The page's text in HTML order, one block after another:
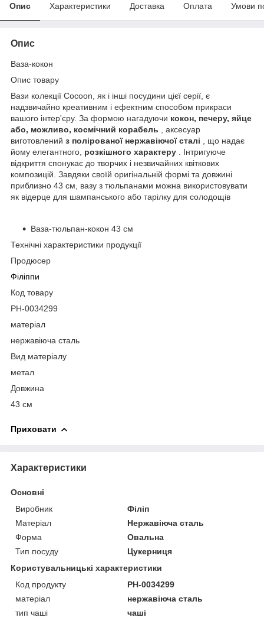
Опис Характеристики Доставка Оплата Умови
Опис
Ваза-кокон
Опис товару
Вази колекції Cocoon, як і інші посудини цієї серії, є
надзвичайно креативним і ефектним способом прикраси
вашого інтер'єру. За формою нагадуючи кокон, печеру, яйце
або, можливо, космічний корабель , аксесуар
виготовлений з полірованої нержавіючої сталі , що надає
йому елегантного, розкішного характеру . Інтригуюче
відкриття спонукає до творчих і незвичайних квіткових
композицій. Завдяки своїй оригінальній формі та довжині
приблизно 43 см, вазу з тюльпанами можна використовувати
як відерце для шампанського або тарілку для солодощів
Ваза-тюльпан-кокон 43 см
Технічні характеристики продукції
Продюсер
Філіппи
Код товару
PH-0034299
матеріал
нержавіюча сталь
Вид матеріалу
метал
Довжина
43 см
Приховати
Характеристики
Основні
Виробник
Філіп
Матеріал
Нержавіюча сталь
Форма
Овальна
Тип посуду
Цукерниця
Користувальницькі характеристики
Код продукту
PH-0034299
матеріал
нержавіюча сталь
тип чаші
чаші